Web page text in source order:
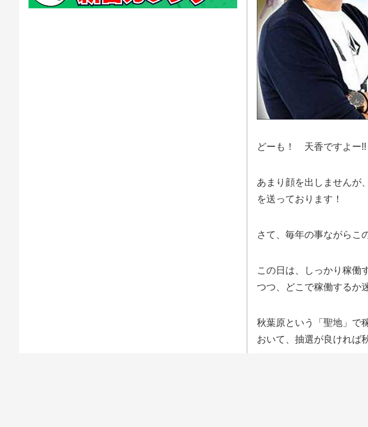
どーも！ 天香ですよー!!
あまり顔を出しませんが
を送っております！
さて、毎年の事ながらこ
この日は、しっかり稼働
つつ、どこで稼働するか
秋葉原という「聖地」で
おいて、抽選が良ければ